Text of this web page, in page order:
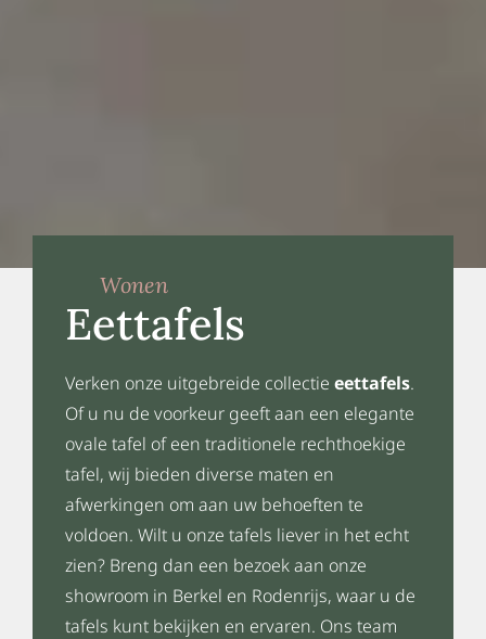
Wonen
Eettafels
Verken onze uitgebreide collectie eettafels.
Of u nu de voorkeur geeft aan een elegante
ovale tafel of een traditionele rechthoekige
tafel, wij bieden diverse maten en
afwerkingen om aan uw behoeften te
voldoen. Wilt u onze tafels liever in het echt
zien? Breng dan een bezoek aan onze
showroom in Berkel en Rodenrijs, waar u de
tafels kunt bekijken en ervaren. Ons team